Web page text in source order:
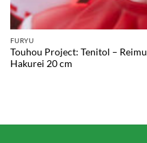
FURYU
Touhou Project: Tenitol – Reimu
Hakurei 20 cm